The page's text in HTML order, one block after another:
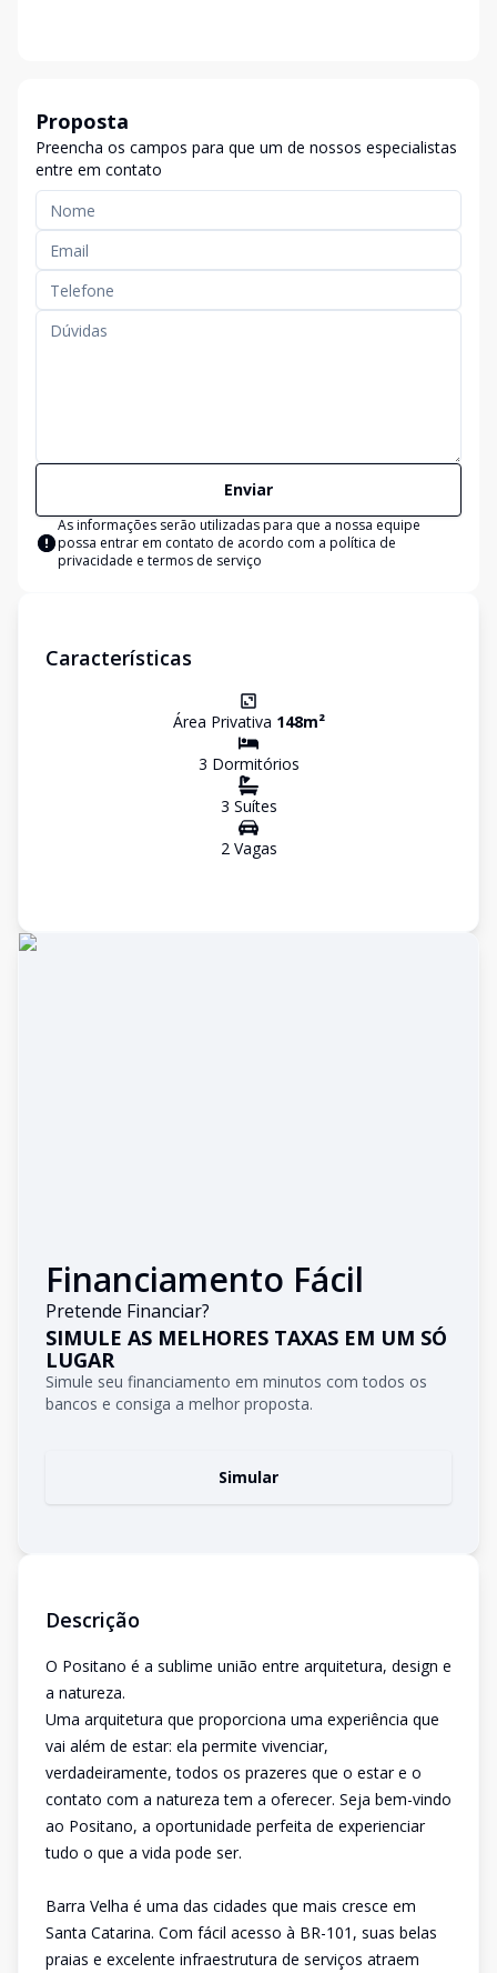
Proposta
Preencha os campos para que um de nossos especialistas
entre em contato
Enviar
As informações serão utilizadas para que a nossa equipe
possa entrar em contato de acordo com a política de
privacidade e termos de serviço
Características
Área Privativa 148m²
3 Dormitórios
3 Suítes
2Vagas
Financiamento Fácil
Pretende Financiar?
SIMULE AS MELHORES TAXAS EM UM SÓ
LUGAR
Simule seu financiamento em minutos com todos os
bancos e consiga a melhor proposta.
Simular
Descrição
O Positano é a sublime união entre arquitetura, design e
a natureza.
Uma arquitetura que proporciona uma experiência que
vai além de estar: ela permite vivenciar,
verdadeiramente, todos os prazeres que o estar e o
contato com a natureza tem a oferecer. Seja bem-vindo
ao Positano, a oportunidade perfeita de experienciar
tudo o que a vida pode ser.
Barra Velha é uma das cidades que mais cresce em
Santa Catarina. Com fácil acesso à BR-101, suas belas
praias e excelente infraestrutura de serviços atraem